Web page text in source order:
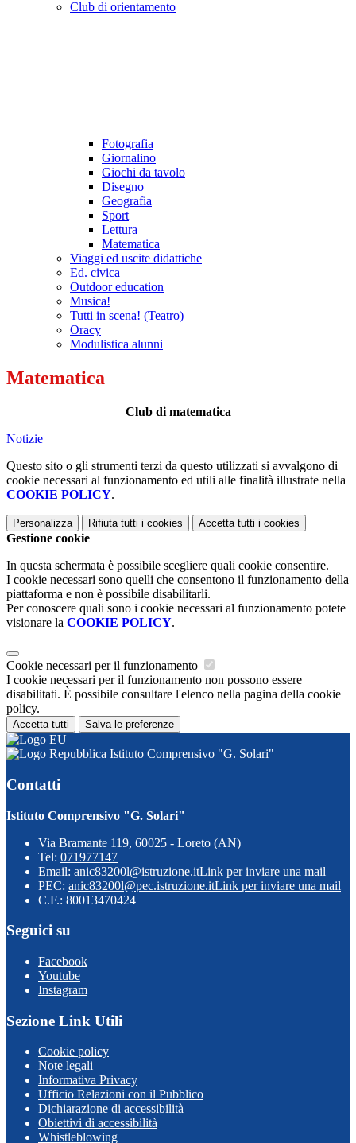
Club di orientamento
Fotografia
Giornalino
Giochi da tavolo
Disegno
Geografia
Sport
Lettura
Matematica
Viaggi ed uscite didattiche
Ed. civica
Outdoor education
Musica!
Tutti in scena! (Teatro)
Oracy
Modulistica alunni
Matematica
Club di matematica
Notizie
Questo sito o gli strumenti terzi da questo utilizzati si avvalgono di
cookie necessari al funzionamento ed utili alle finalità illustrate nella
COOKIE POLICY.
Personalizza Rifiuta tutti i cookies Accetta tutti i cookies
Gestione cookie
In questa schermata è possibile scegliere quali cookie consentire.
I cookie necessari sono quelli che consentono il funzionamento della
piattaforma e non è possibile disabilitarli.
Per conoscere quali sono i cookie necessari al funzionamento potete
visionare la COOKIE POLICY.
Cookie necessari per il funzionamento
I cookie necessari per il funzionamento non possono essere
disabilitati. È possibile consultare l'elenco nella pagina della cookie
policy.
Accetta tutti Salva le preferenze
Istituto Comprensivo "G. Solari"
Contatti
Istituto Comprensivo "G. Solari"
Via Bramante 119, 60025 - Loreto (AN)
Tel: 071977147
Email: anic83200l@istruzione.itLink per inviare una mail
PEC: anic83200l@pec.istruzione.itLink per inviare una mail
C.F.: 80013470424
Seguici su
Facebook
Youtube
Instagram
Sezione Link Utili
Cookie policy
Note legali
Informativa Privacy
Ufficio Relazioni con il Pubblico
Dichiarazione di accessibilità
Obiettivi di accessibilità
Whistleblowing